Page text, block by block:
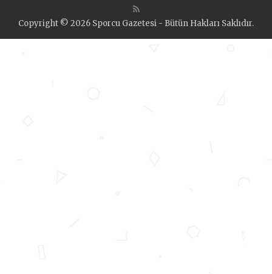
Copyright © 2026 Sporcu Gazetesi - Bütün Hakları Saklıdır.